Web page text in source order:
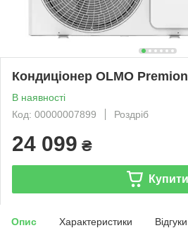
Кондиціонер OLMO
В наявності
Код: 00000007899
Роздріб
24 099 ₴
Купити
Опис Характеристики